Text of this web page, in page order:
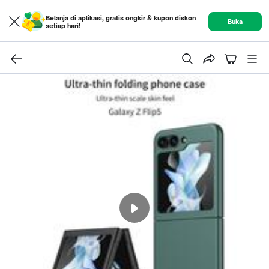
Belanja di aplikasi, gratis ongkir & kupon diskon
setiap hari!
Buka